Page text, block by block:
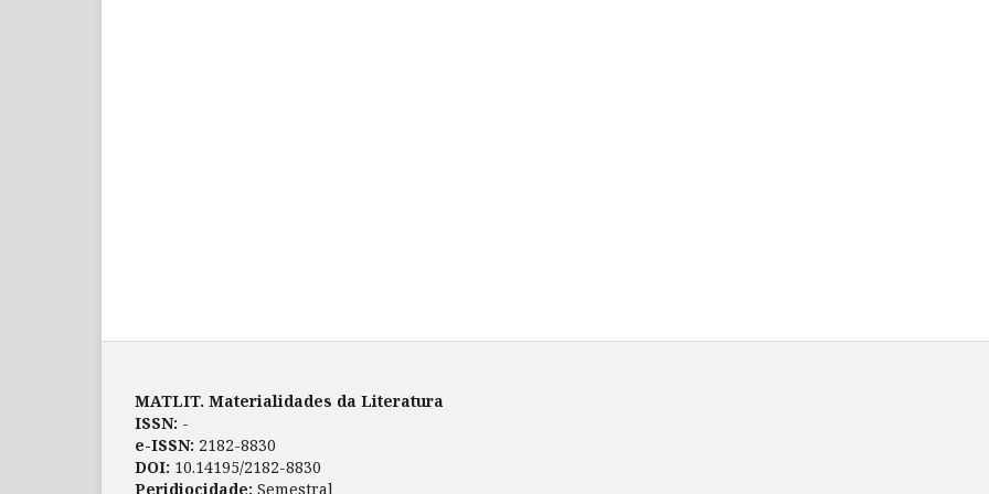
MATLIT. Materialidades da Literatura
ISSN: -
e-ISSN: 2182-8830
DOI: 10.14195/2182-8830
Peridiocidade: Semestral